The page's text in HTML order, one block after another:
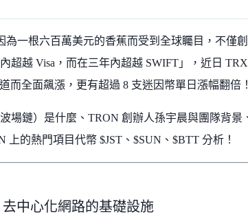
為一根六百萬美元的香蕉而受到全球矚目，不僅
超越 Visa，而在三年內超越 SWIFT」，近日
而全面飆漲，更有超過 8 支迷因幣單日漲幅翻倍！
場鏈）是什麼、TRON 創辦人孫宇晨與團隊背景
上的熱門項目代幣 $JST、$SUN、$BTT 分析！
中心化網路的基礎設施